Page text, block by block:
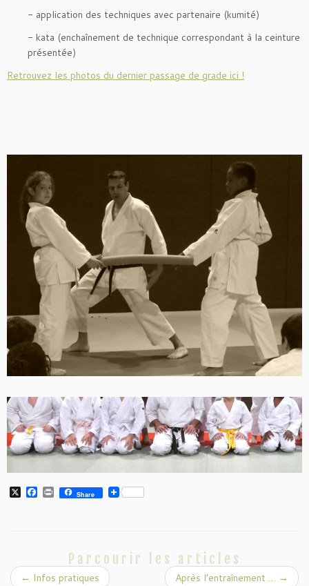
- application des techniques avec partenaire (kumité)
- kata (enchaînement de technique correspondant à la ceinture
présentée)
Retrouvez les photos du dernier passage de grade ici !
X Facebook
PrintShare
Parcourir les articles
← Infos pratiques Après l’entraînement … →